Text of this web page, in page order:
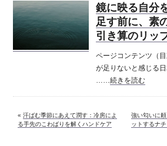
鏡に映る自分
足す前に、素
引き算のリッ
ページコンテンツ（
が足りないと感じる
……続きを読む
«汗ばむ季節にあえて潤す：冷房によ
る手先のこわばりを解くハンドケア
強い匂いに
ットするナ